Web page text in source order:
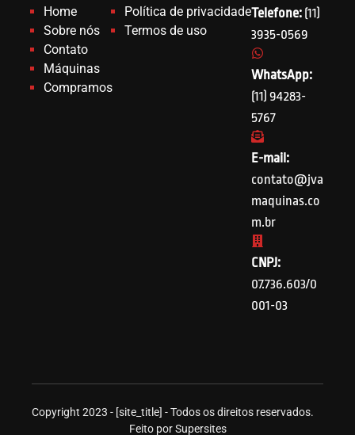
Home
Sobre nós
Contato
Máquinas
Compramos
Política de privacidade
Termos de uso
Telefone: (11)
3935-0569
WhatsApp:
(11) 94283-
5767
E-mail:
contato@jva
maquinas.co
m.br
CNPJ:
07.736.603/0
001-03
Copyright 2023 - [site_title] - Todos os direitos reservados.
Feito por Supersites